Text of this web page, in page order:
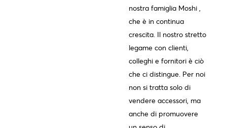
nostra famiglia Moshi ,
che è in continua
crescita. Il nostro stretto
legame con clienti,
colleghi e fornitori è ciò
che ci distingue. Per noi
non si tratta solo di
vendere accessori, ma
anche di promuovere